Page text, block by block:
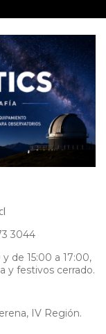
3044
de 15:00 a 17:00,
y festivos cerrado.
IV Región.